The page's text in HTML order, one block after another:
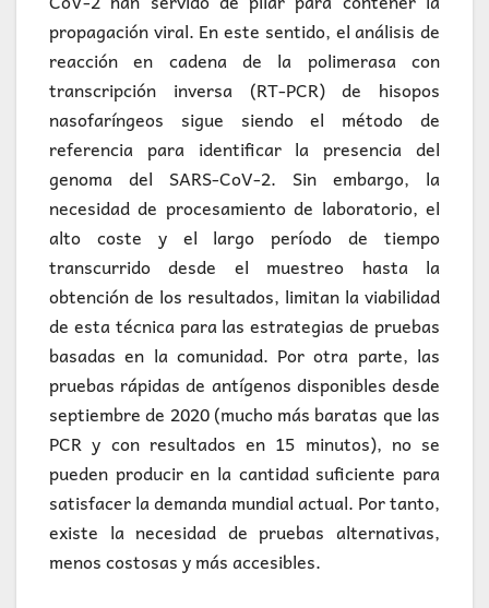
propagación viral. En este sentido, el análisis de
reacción en cadena de la polimerasa con
transcripción inversa (RT-PCR) de hisopos
nasofaríngeos sigue siendo el método de
referencia para identificar la presencia del
genoma del SARS-CoV-2. Sin embargo, la
necesidad de procesamiento de laboratorio, el
alto coste y el largo período de tiempo
transcurrido desde el muestreo hasta la
obtención de los resultados, limitan la viabilidad
de esta técnica para las estrategias de pruebas
basadas en la comunidad. Por otra parte, las
pruebas rápidas de antígenos disponibles desde
septiembre de 2020 (mucho más baratas que las
PCR y con resultados en 15 minutos), no se
pueden producir en la cantidad suficiente para
satisfacer la demanda mundial actual. Por tanto,
existe la necesidad de pruebas alternativas,
menos costosas y más accesibles.